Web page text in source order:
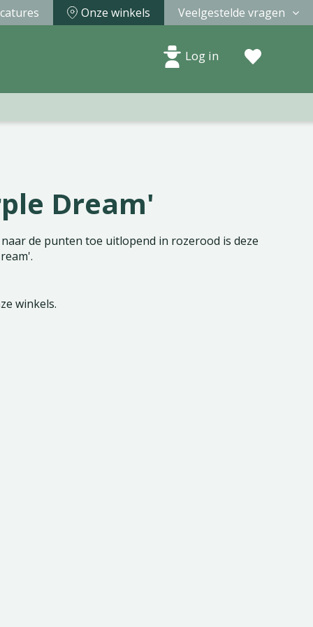
Onze winkels Veelgestelde vragen
Log in
Dream'
de punten toe uitlopend in rozerood is deze
winkels.